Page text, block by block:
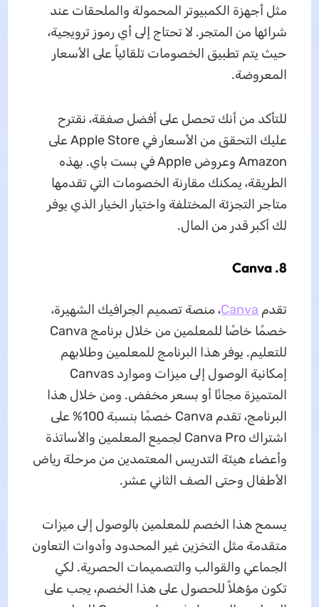
مثل أجهزة الكمبيوتر المحمولة والملحقات عند
شرائها من المتجر. لا تحتاج إلى أي رموز ترويجية،
حيث يتم تطبيق الخصومات تلقائياً على الأسعار
المعروضة.
للتأكد من أنك تحصل على أفضل صفقة، نقترح
عليك التحقق من الأسعار في Apple Store على
Amazon وعروض Apple في بست باي. بهذه
الطريقة، يمكنك مقارنة الخصومات التي تقدمها
متاجر التجزئة المختلفة واختيار الخيار الذي يوفر
لك أكبر قدر من المال.
8. Canva
تقدم Canva، منصة تصميم الجرافيك الشهيرة،
خصمًا خاصًا للمعلمين من خلال برنامج Canva
للتعليم. يوفر هذا البرنامج للمعلمين وطلابهم
إمكانية الوصول إلى ميزات وموارد Canvas
المتميزة مجانًا أو بسعر مخفض. ومن خلال هذا
البرنامج، تقدم Canva خصمًا بنسبة 100% على
اشتراك Canva Pro لجميع المعلمين والأساتذة
وأعضاء هيئة التدريس المعتمدين من مرحلة رياض
الأطفال وحتى الصف الثاني عشر.
يسمح هذا الخصم للمعلمين بالوصول إلى ميزات
متقدمة مثل التخزين غير المحدود وأدوات التعاون
الجماعي والقوالب والتصميمات الحصرية. لكي
تكون مؤهلاً للحصول على هذا الخصم، يجب على